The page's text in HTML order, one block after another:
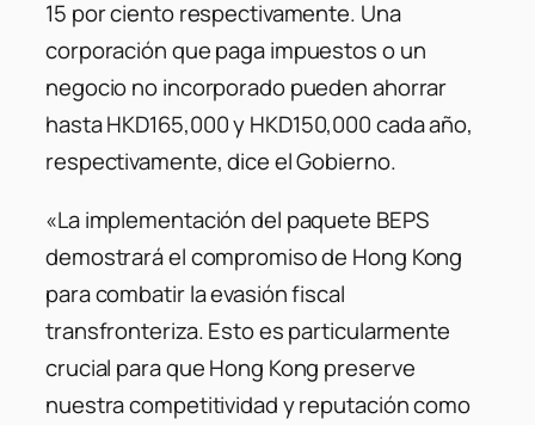
15 por ciento respectivamente. Una
corporación que paga impuestos o un
negocio no incorporado pueden ahorrar
hasta HKD165,000 y HKD150,000 cada año,
respectivamente, dice el Gobierno.
«La implementación del paquete BEPS
demostrará el compromiso de Hong Kong
para combatir la evasión fiscal
transfronteriza. Esto es particularmente
crucial para que Hong Kong preserve
nuestra competitividad y reputación como